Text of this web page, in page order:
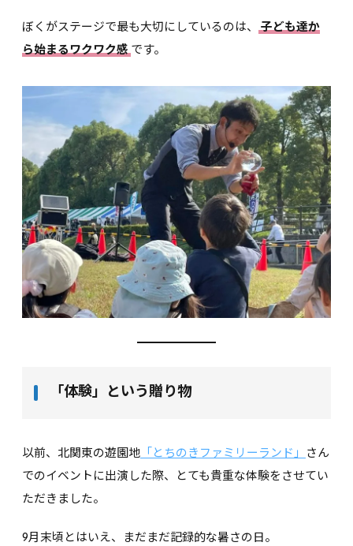
ぼくがステージで最も大切にしているのは、
子ども達か
ら始まるワクワク感 です。
「体験」という贈り物
以前、北関東の遊園地「とちのきファミリーランド」
さん
でのイベントに出演した際、とても貴重な体験をさせてい
ただきました。
9月末頃とはいえ、まだまだ記録的な暑さの日。